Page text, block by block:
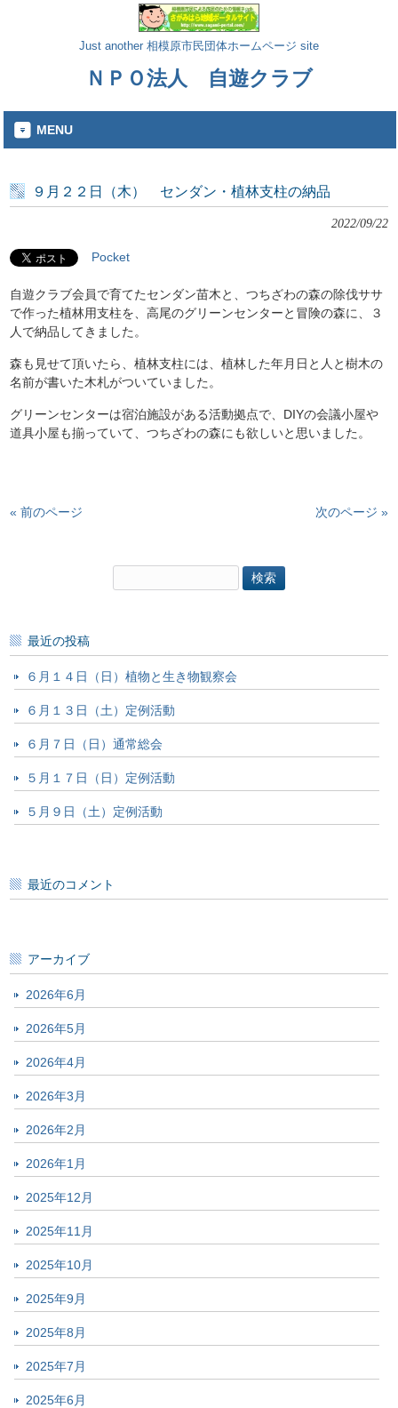
Just another 相模原市民団体ホームページ site
ＮＰＯ法人 自遊クラブ
MENU
９月２２日（木） センダン・植林支柱の納品
2022/09/22
Pocket
自遊クラブ会員で育てたセンダン苗木と、つちざわの森の除伐ササ
で作った植林用支柱を、高尾のグリーンセンターと冒険の森に、３
人で納品してきました。
森も見せて頂いたら、植林支柱には、植林した年月日と人と樹木の
名前が書いた木札がついていました。
グリーンセンターは宿泊施設がある活動拠点で、DIYの会議小屋や
道具小屋も揃っていて、つちざわの森にも欲しいと思いました。
« 前のページ 次のページ »
索:
最近の投稿
６月１４日（日）植物と生き物観察会
６月１３日（土）定例活動
６月７日（日）通常総会
５月１７日（日）定例活動
５月９日（土）定例活動
最近のコメント
アーカイブ
2026年6月
2026年5月
2026年4月
2026年3月
2026年2月
2026年1月
2025年12月
2025年11月
2025年10月
2025年9月
2025年8月
2025年7月
2025年6月